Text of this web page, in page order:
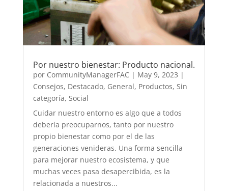
Por nuestro bienestar: Producto nacional.
por CommunityManagerFAC | May 9, 2023 |
Consejos, Destacado, General, Productos, Sin
categoría, Social
Cuidar nuestro entorno es algo que a todos
debería preocuparnos, tanto por nuestro
propio bienestar como por el de las
generaciones venideras. Una forma sencilla
para mejorar nuestro ecosistema, y que
muchas veces pasa desapercibida, es la
relacionada a nuestros...